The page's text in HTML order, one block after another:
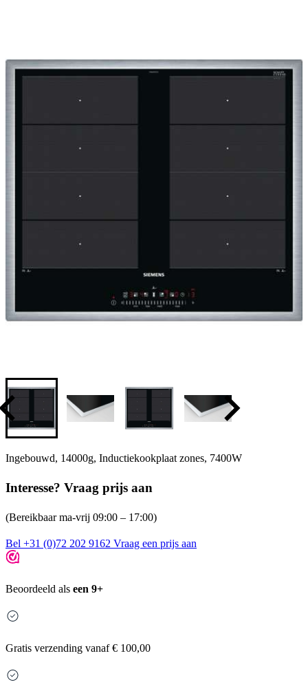
Ingebouwd, 14000g, Inductiekookplaat zones, 7400W
Interesse? Vraag prijs aan
(Bereikbaar ma-vrij 09:00 – 17:00)
Bel +31 (0)72 202 9162 Vraag een prijs aan
Beoordeeld als een 9+
Gratis verzending vanaf € 100,00